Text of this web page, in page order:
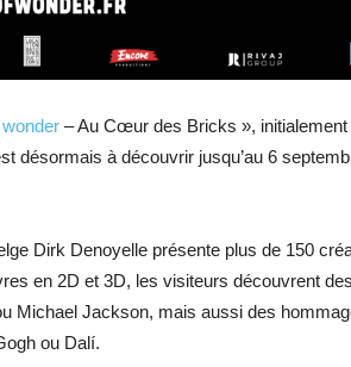
– Au Cœur des Bricks », initialement
désormais à découvrir jusqu’au 6
Dirk Denoyelle présente plus de 150
en 2D et 3D, les visiteurs découvrent
Michael Jackson, mais aussi des
ou Dalí.